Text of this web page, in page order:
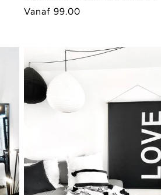
Normale
Vanaf 99.00